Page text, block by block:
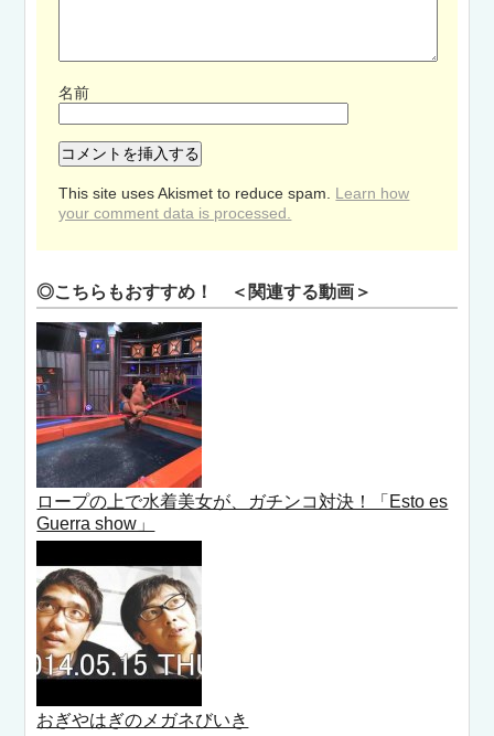
名前
This site uses Akismet to reduce spam. Learn how
your comment data is processed.
◎こちらもおすすめ！ ＜関連する動画＞
ロープの上で水着美女が、ガチンコ対決！「Esto es
Guerra show」
おぎやはぎのメガネびいき